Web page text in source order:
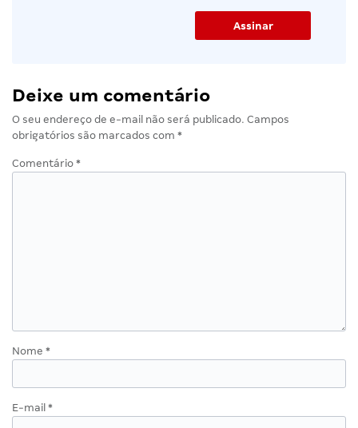
Deixe um comentário
O seu endereço de e-mail não será publicado. Campos
obrigatórios são marcados com *
Comentário *
Nome *
E-mail *